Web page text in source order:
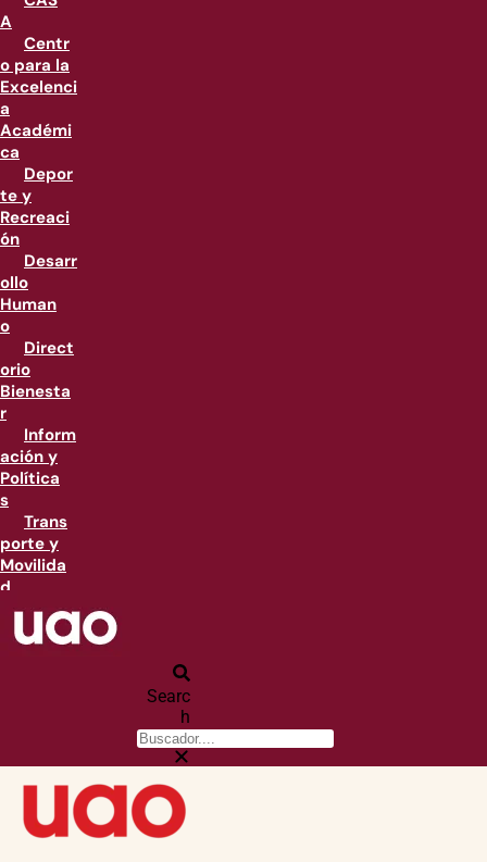
A
Centr
o para la
Excelenci
a
Académi
ca
Depor
te y
Recreaci
ón
Desarr
ollo
Human
o
Direct
orio
Bienesta
r
Inform
ación y
Política
s
Trans
porte y
Movilida
d
Searc
h